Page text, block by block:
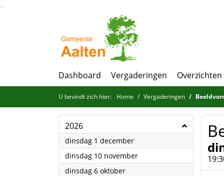
Ga naar de inhoud van deze pagina
Dashboard Vergaderingen Overzichten
U bevindt zich hier: Home Vergaderingen
2026
dinsdag 1 december2026
dinsdag 10 november2026
dinsdag 6 oktober2026